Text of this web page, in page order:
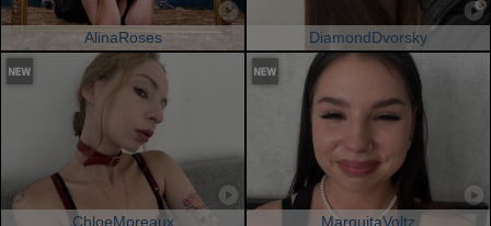
AlinaRoses DiamondDvorsky
ChloeMoreaux MarquitaVoltz